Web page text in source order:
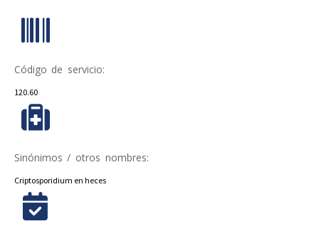
Código de servicio:
120.60
Sinónimos / otros nombres:
Criptosporidium en heces